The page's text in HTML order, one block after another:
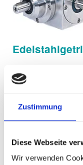
Zustimmung
Diese Webseite
Wir verwenden